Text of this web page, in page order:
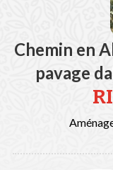
Chemin en
pavage